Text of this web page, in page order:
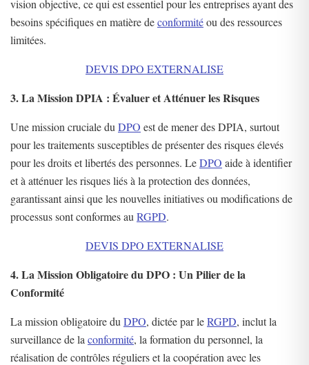
vision objective, ce qui est essentiel pour les entreprises ayant des
besoins spécifiques en matière deconformitéou des ressources
limitées.
DEVIS DPO EXTERNALISE
3. La Mission DPIA : Évaluer et Atténuer les Risques
Une mission cruciale du DPO est de mener des DPIA, surtout
pour les traitements susceptibles de présenter des risques élevés
pour les droits et libertés des personnes. LeDPO aide à identifier
et à atténuer les risques liés à la protection des données,
garantissant ainsi que les nouvelles initiatives ou modifications de
processus sont conformes au RGPD.
DEVIS DPO EXTERNALISE
4. La Mission Obligatoire du DPO : Un Pilier de la
Conformité
La mission obligatoire du DPO, dictée par leRGPD, inclut la
surveillance de la conformité, la formation du personnel, la
réalisation de contrôles réguliers et la coopération avec les